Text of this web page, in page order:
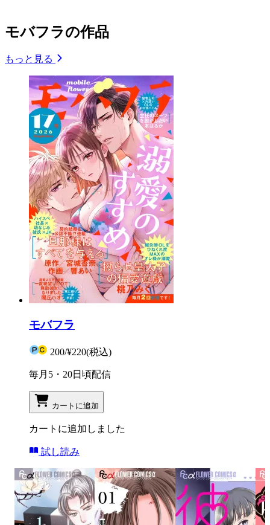
モバフラの作品
もっと見る
モバフラ
200/¥220(税込)
毎月5・20日頃配信
カートに追加
カートに追加しました
試し読み